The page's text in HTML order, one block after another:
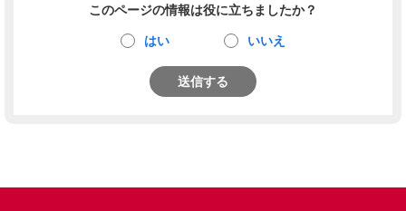
このページの情報は役に立ちましたか？
はい いいえ
送信する